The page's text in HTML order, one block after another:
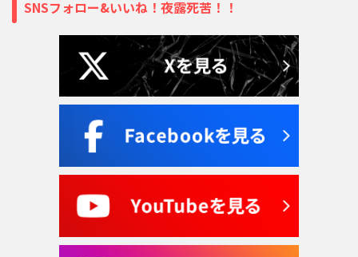
SNSフォロー&いいね！夜露死苦！！